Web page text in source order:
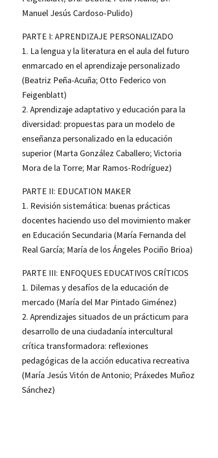
Manuel Jesús Cardoso-Pulido)
PARTE I: APRENDIZAJE PERSONALIZADO
1. La lengua y la literatura en el aula del futuro
enmarcado en el aprendizaje personalizado
(Beatriz Peña-Acuña; Otto Federico von
Feigenblatt)
2. Aprendizaje adaptativo y educación para la
diversidad: propuestas para un modelo de
enseñanza personalizado en la educación
superior (Marta González Caballero; Victoria
Mora de la Torre; Mar Ramos-Rodríguez)
PARTE II: EDUCATION MAKER
1. Revisión sistemática: buenas prácticas
docentes haciendo uso del movimiento maker
en Educación Secundaria (María Fernanda del
Real García; María de los Ángeles Pociño Brioa)
PARTE III: ENFOQUES EDUCATIVOS CRÍTICOS
1. Dilemas y desafíos de la educación de
mercado (María del Mar Pintado Giménez)
2. Aprendizajes situados de un prácticum para
desarrollo de una ciudadanía intercultural
crítica transformadora: reflexiones
pedagógicas de la acción educativa recreativa
(María Jesús Vitón de Antonio; Práxedes Muñoz
Sánchez)